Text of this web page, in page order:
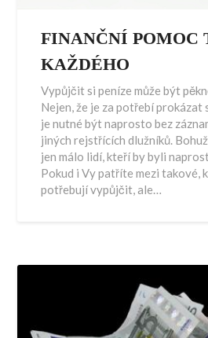
FINANČNÍ POMOC
KAŽDÉHO
Vypůjčit si peníze může být
Nejen, že je za potřebí prokázat
je nutné být naprosto bez
jiných rejstřících dlužníků.
jen málo lidí, kteří by byli
Pokud i Vy patříte mezi takové,
potřebují vypůjčit, ale…